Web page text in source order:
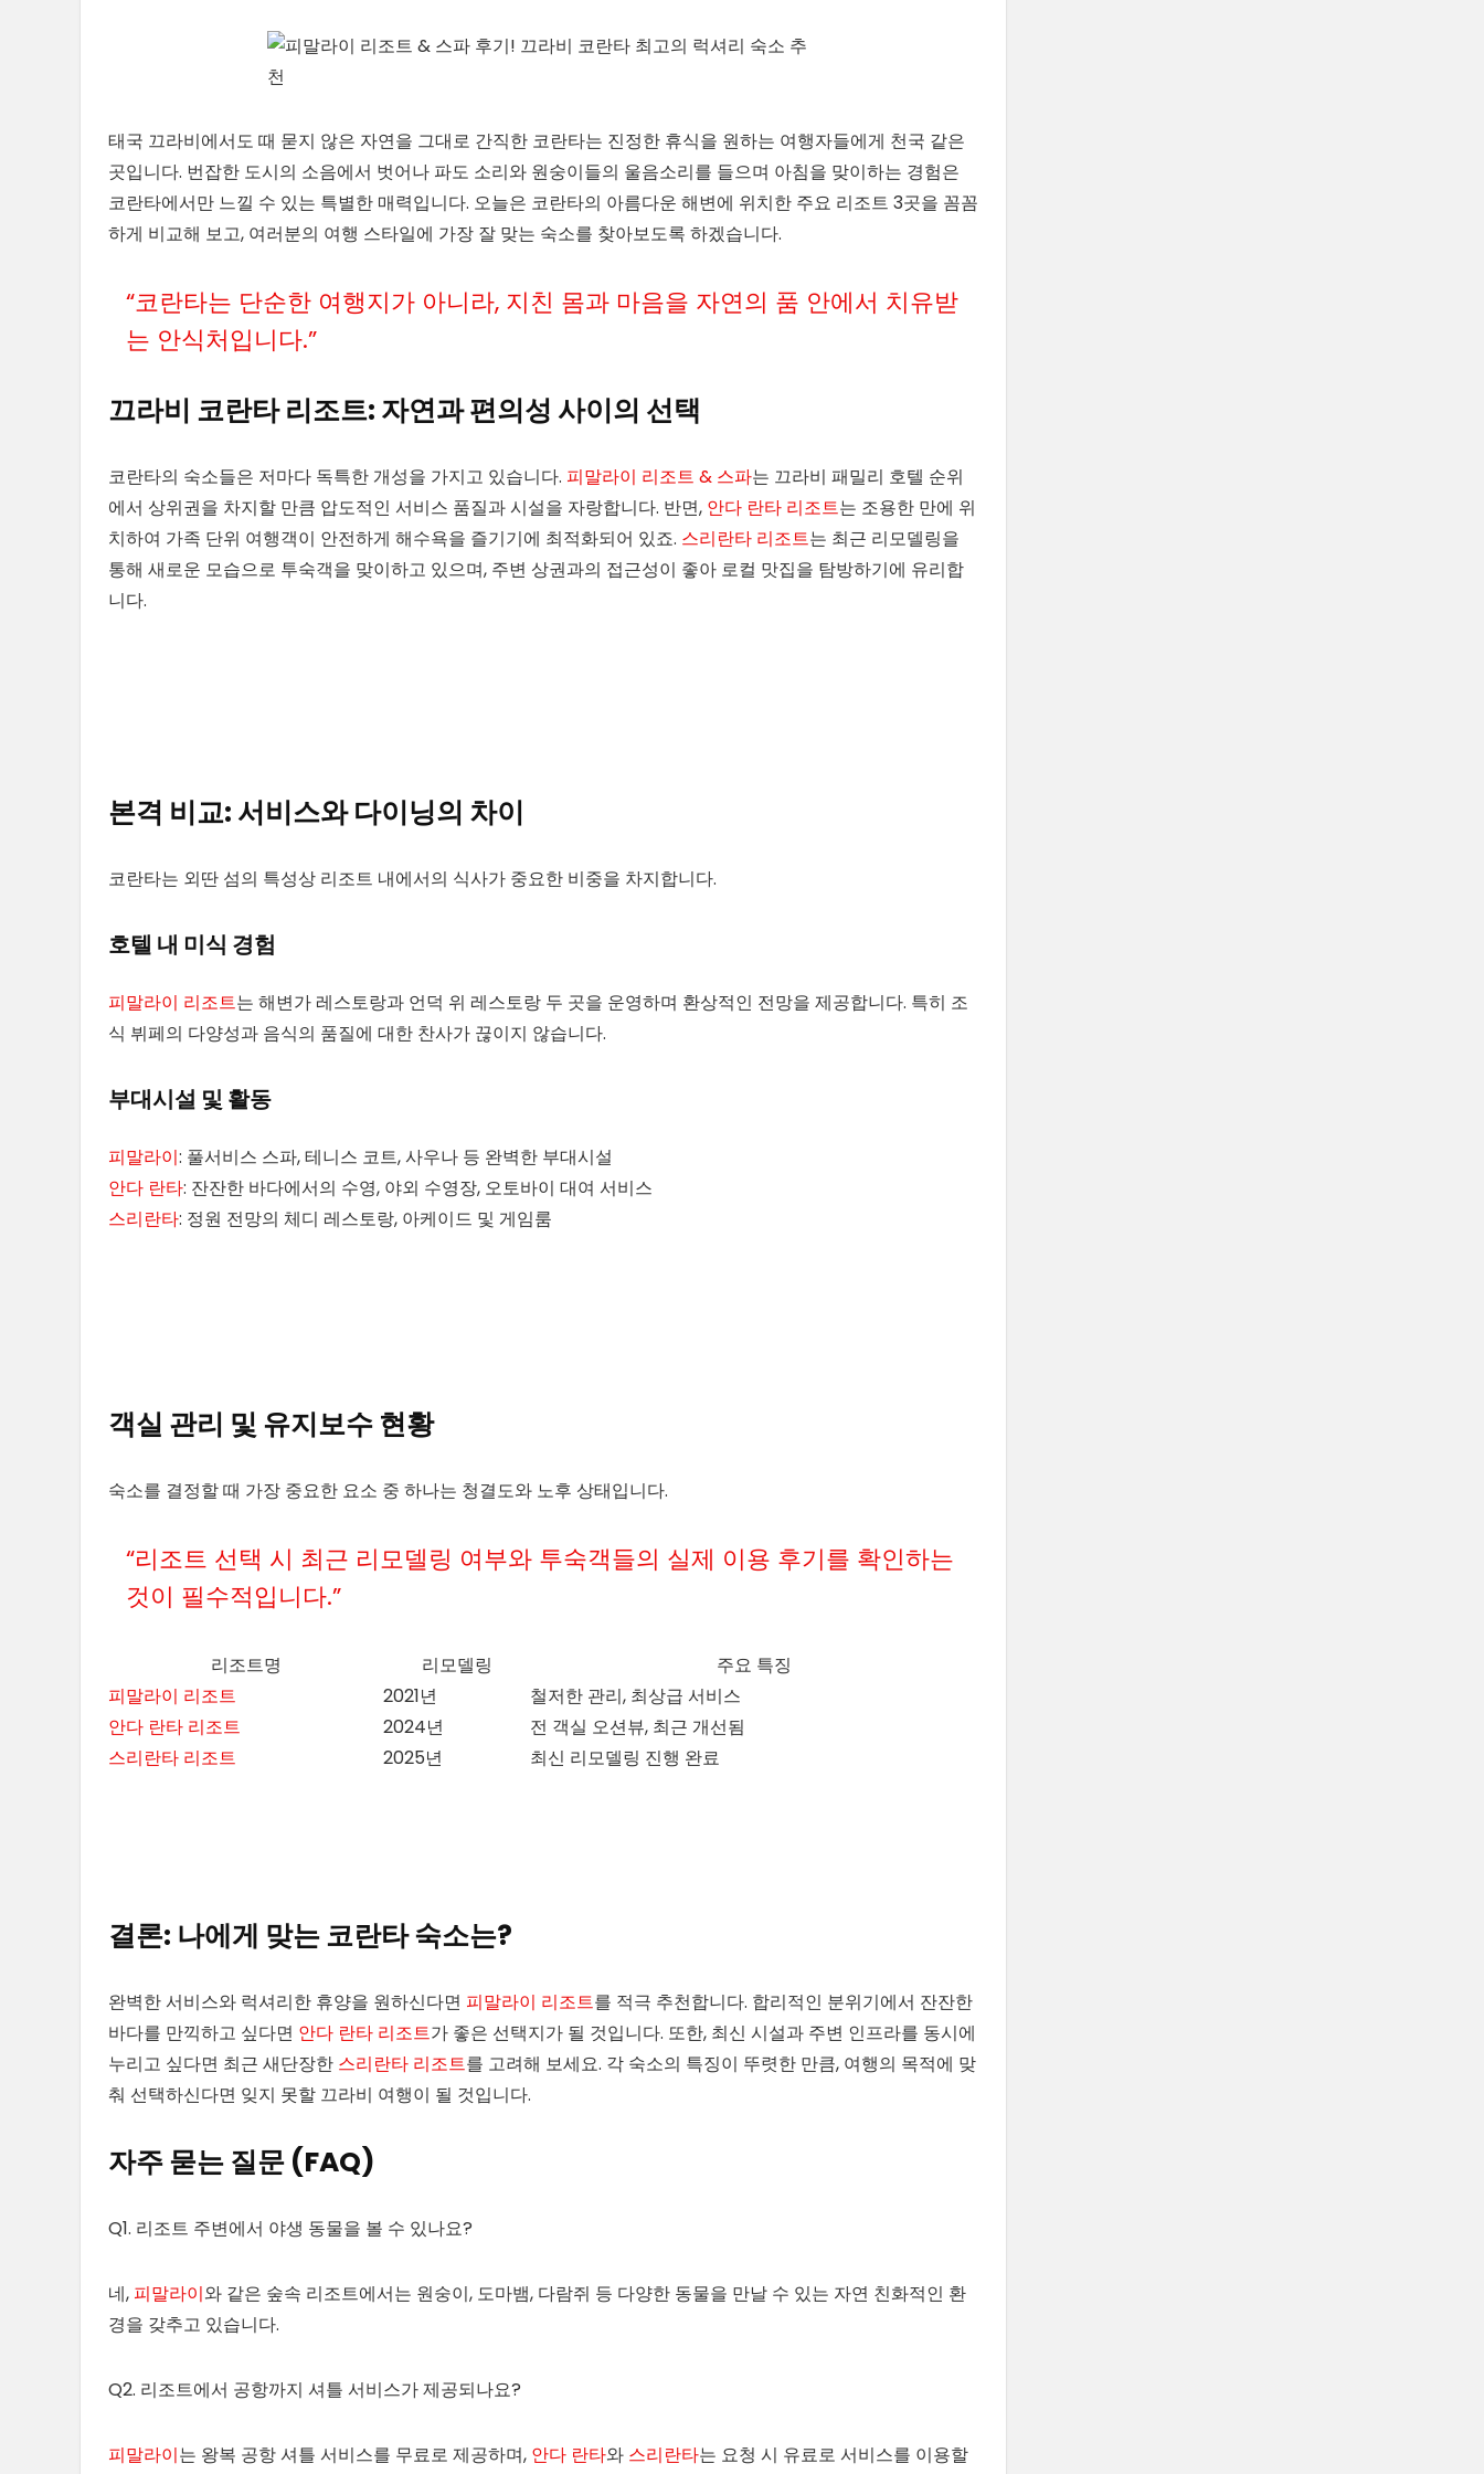
태국 끄라비에서도 때 묻지 않은 자연을 그대로 간직한 코란타는 진정한 휴식을 원하는 여행자들에게 천국 같은
곳입니다. 번잡한 도시의 소음에서 벗어나 파도 소리와 원숭이들의 울음소리를 들으며 아침을 맞이하는 경험은
코란타에서만 느낄 수 있는 특별한 매력입니다. 오늘은 코란타의 아름다운 해변에 위치한 주요 리조트 3곳을 꼼꼼
하게 비교해 보고, 여러분의 여행 스타일에 가장 잘 맞는 숙소를 찾아보도록 하겠습니다.
“코란타는 단순한 여행지가 아니라, 지친 몸과 마음을 자연의 품 안에서 치유받
는 안식처입니다.”
끄라비 코란타 리조트: 자연과 편의성 사이의 선택
코란타의 숙소들은 저마다 독특한 개성을 가지고 있습니다. 피말라이 리조트 & 스파는 끄라비 패밀리 호텔 순위
에서 상위권을 차지할 만큼 압도적인 서비스 품질과 시설을 자랑합니다. 반면, 안다 란타 리조트는 조용한 만에 위
치하여 가족 단위 여행객이 안전하게 해수욕을 즐기기에 최적화되어 있죠. 스리란타 리조트는 최근 리모델링을
통해 새로운 모습으로 투숙객을 맞이하고 있으며, 주변 상권과의 접근성이 좋아 로컬 맛집을 탐방하기에 유리합
니다.
본격 비교: 서비스와 다이닝의 차이
코란타는 외딴 섬의 특성상 리조트 내에서의 식사가 중요한 비중을 차지합니다.
호텔 내 미식 경험
피말라이 리조트는 해변가 레스토랑과 언덕 위 레스토랑 두 곳을 운영하며 환상적인 전망을 제공합니다. 특히 조
식 뷔페의 다양성과 음식의 품질에 대한 찬사가 끊이지 않습니다.
부대시설 및 활동
피말라이: 풀서비스 스파, 테니스 코트, 사우나 등 완벽한 부대시설
안다 란타: 잔잔한 바다에서의 수영, 야외 수영장, 오토바이 대여 서비스
스리란타: 정원 전망의 체디 레스토랑, 아케이드 및 게임룸
객실 관리 및 유지보수 현황
숙소를 결정할 때 가장 중요한 요소 중 하나는 청결도와 노후 상태입니다.
“리조트 선택 시 최근 리모델링 여부와 투숙객들의 실제 이용 후기를 확인하는
것이 필수적입니다.”
리조트명 리모델링
주요 특징
피말라이 리조트
2021년
철저한 관리, 최상급 서비스
안다 란타 리조트
2024년
전 객실 오션뷰, 최근 개선됨
스리란타 리조트
2025년 최신 리모델링 진행 완료
결론: 나에게 맞는 코란타 숙소는?
완벽한 서비스와 럭셔리한 휴양을 원하신다면 피말라이 리조트를 적극 추천합니다. 합리적인 분위기에서 잔잔한
바다를 만끽하고 싶다면 안다 란타 리조트가 좋은 선택지가 될 것입니다. 또한, 최신 시설과 주변 인프라를 동시에
누리고 싶다면 최근 새단장한 스리란타 리조트를 고려해 보세요. 각 숙소의 특징이 뚜렷한 만큼, 여행의 목적에 맞
춰 선택하신다면 잊지 못할 끄라비 여행이 될 것입니다.
자주 묻는 질문 (FAQ)
Q1. 리조트 주변에서 야생 동물을 볼 수 있나요?
네, 피말라이와 같은 숲속 리조트에서는 원숭이, 도마뱀, 다람쥐 등 다양한 동물을 만날 수 있는 자연 친화적인 환
경을 갖추고 있습니다.
Q2. 리조트에서 공항까지 셔틀 서비스가 제공되나요?
피말라이는 왕복 공항 셔틀 서비스를 무료로 제공하며, 안다 란타와 스리란타는 요청 시 유료로 서비스를 이용할